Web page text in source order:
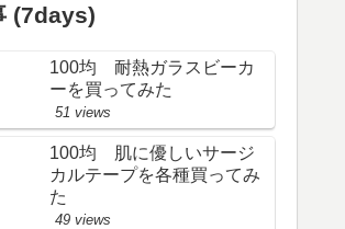
(7days)
100均 耐熱ガラスビーカ
ーを買ってみた
51 views
100均 肌に優しいサージ
カルテープを各種買ってみ
た
49 views